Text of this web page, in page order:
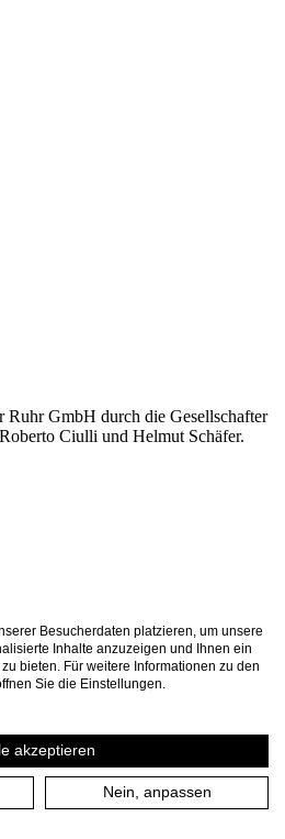
Ruhr GmbH durch die Gesellschafter
Ciulli und Helmut Schäfer.
1982.
im ehemaligen Solbad im
"Der Zyklop" von
Besucherdaten platzieren, um unsere
Inhalte anzuzeigen und Ihnen ein
bieten. Für weitere Informationen zu den
Sie die Einstellungen.
akzeptieren
Nein, anpassen